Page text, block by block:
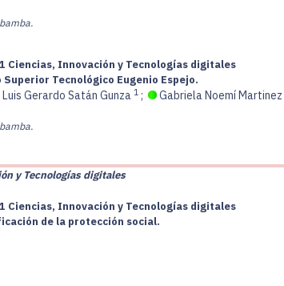
Ciencias, Innovación y Tecnologías digitales
Tecnológico Eugenio Espejo.
Luis Gerardo Satán Gunza 1 ; Gabriela Noemí
y Tecnologías digitales
Ciencias, Innovación y Tecnologías digitales
de la protección social.